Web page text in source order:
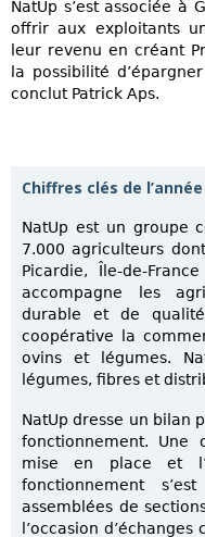
NatUp s’est associée à
offrir aux exploitants
leur revenu en créant
la possibilité
conclut Patrick Aps.
Chiffres clés de l’année
NatUp est un groupe
7.000 agriculteurs
Picardie, Île-de-
accompagne les
durable et de
coopérative la
ovins et légumes.
légumes, fibres et
NatUp dresse un bilan
fonctionnement. Une
mise en place et
fonctionnement
assemblées de
l’occasion